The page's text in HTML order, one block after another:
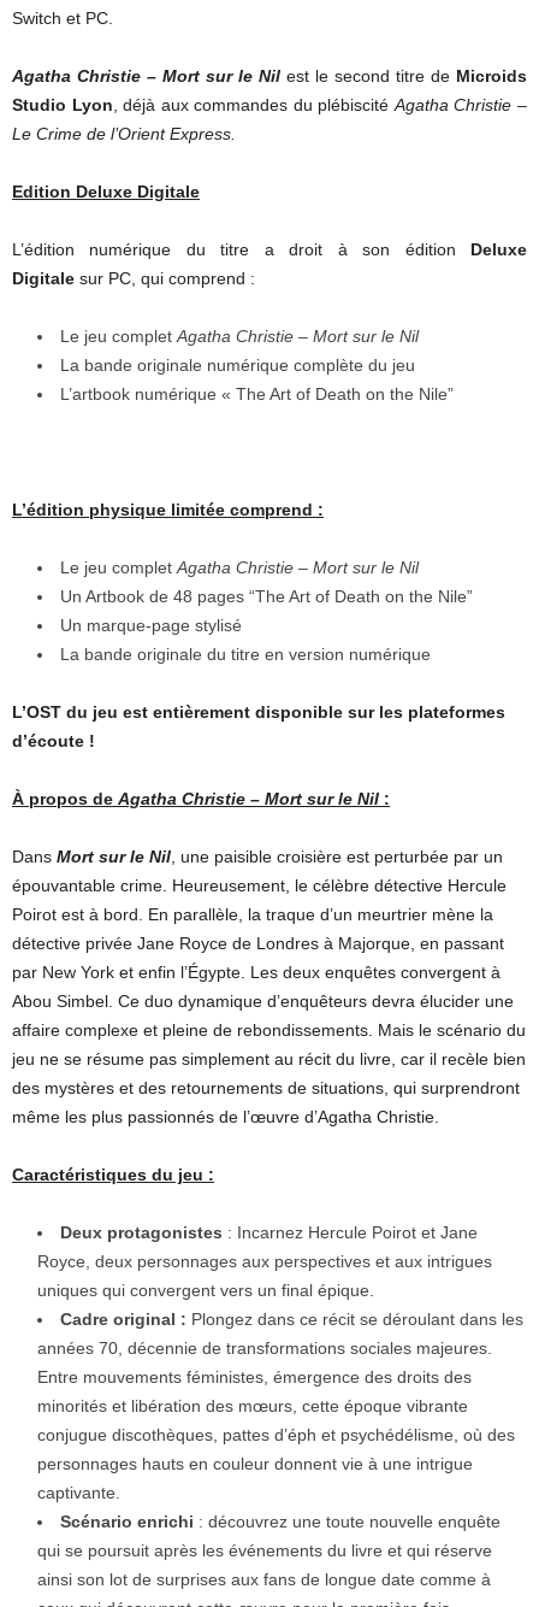
Switch et PC.
Agatha Christie – Mort sur le Nil est le second titre de Microids
Studio Lyon , déjà aux commandes du plébiscité Agatha Christie –
Le Crime de l’Orient Express.
Edition Deluxe Digitale
L’édition numérique du titre a droit à son édition Deluxe
Digitale sur PC, qui comprend :
Le jeu complet Agatha Christie – Mort sur le Nil
La bande originale numérique complète du jeu
L’artbook numérique « The Art of Death on the Nile”
L’édition physique limitée comprend :
Le jeu complet Agatha Christie – Mort sur le Nil
Un Artbook de 48 pages “The Art of Death on the Nile”
Un marque-page stylisé
La bande originale du titre en version numérique
L’OST du jeu est entièrement disponible sur les plateformes
d’écoute !
À propos de Agatha Christie – Mort sur le Nil :
Dans Mort sur le Nil , une paisible croisière est perturbée par un
épouvantable crime. Heureusement, le célèbre détective Hercule
Poirot est à bord. En parallèle, la traque d’un meurtrier mène la
détective privée Jane Royce de Londres à Majorque, en passant
par New York et enfin l’Égypte. Les deux enquêtes convergent à
Abou Simbel. Ce duo dynamique d’enquêteurs devra élucider une
affaire complexe et pleine de rebondissements. Mais le scénario du
jeu ne se résume pas simplement au récit du livre, car il recèle bien
des mystères et des retournements de situations, qui surprendront
même les plus passionnés de l’œuvre d’Agatha Christie.
Caractéristiques du jeu :
Deux protagonistes : Incarnez Hercule Poirot et Jane
Royce, deux personnages aux perspectives et aux intrigues
uniques qui convergent vers un final épique.
Cadre original : Plongez dans ce récit se déroulant dans les
années 70, décennie de transformations sociales majeures.
Entre mouvements féministes, émergence des droits des
minorités et libération des mœurs, cette époque vibrante
conjugue discothèques, pattes d’éph et psychédélisme, où des
personnages hauts en couleur donnent vie à une intrigue
captivante.
Scénario enrichi : découvrez une toute nouvelle enquête
qui se poursuit après les événements du livre et qui réserve
ainsi son lot de surprises aux fans de longue date comme à